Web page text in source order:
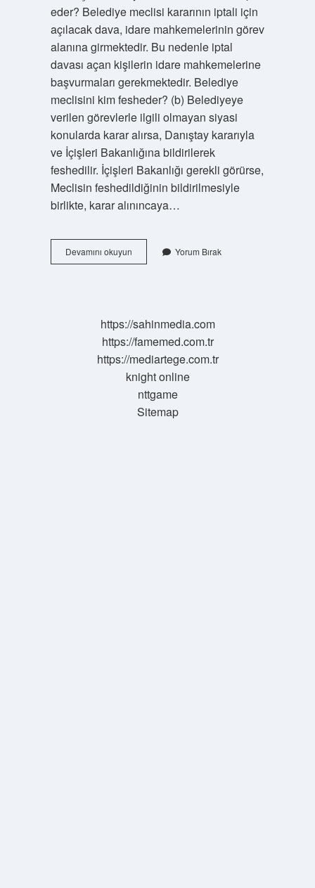
eder? Belediye meclisi kararının iptali için
açılacak dava, idare mahkemelerinin görev
alanına girmektedir. Bu nedenle iptal
davası açan kişilerin idare mahkemelerine
başvurmaları gerekmektedir. Belediye
meclisini kim fesheder? (b) Belediyeye
verilen görevlerle ilgili olmayan siyasi
konularda karar alırsa, Danıştay kararıyla
ve İçişleri Bakanlığına bildirilerek
feshedilir. İçişleri Bakanlığı gerekli görürse,
Meclisin feshedildiğinin bildirilmesiyle
birlikte, karar alınıncaya…
Devamını okuyunBelediye
Meclisi
Yorum Bırak
https://sahinmedia.com
https://famemed.com.tr
https://mediartege.com.tr
knight online
nttgame
Sitemap